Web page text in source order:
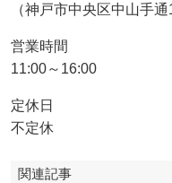
（神戸市中央区中山手
営業時間
11:00～16:00
定休日
不定休
関連記事